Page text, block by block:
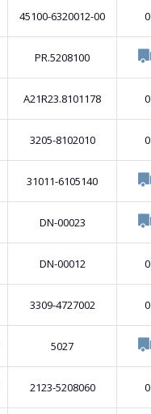
45100-6320012-00 0
PR.5208100
A21R23.8101178 0
3205-8102010 0
31011-6105140
DN-00023
DN-00012 0
3309-4727002 0
5027
2123-5208060 0